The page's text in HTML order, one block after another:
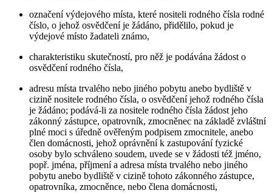
označení výdejového místa, které nositeli rodného čísla rodné
číslo, o jehož osvědčení je žádáno, přidělilo, pokud je
výdejové místo žadateli známo,
charakteristiku skutečností, pro něž je podávána žádost o
osvědčení rodného čísla,
adresu místa trvalého nebo jiného pobytu anebo bydliště v
cizině nositele rodného čísla, o osvědčení jehož rodného čísla
je žádáno; podává-li za nositele rodného čísla žádost jeho
zákonný zástupce, opatrovník, zmocněnec na základě zvláštní
plné moci s úředně ověřeným podpisem zmocnitele, anebo
člen domácnosti, jehož oprávnění k zastupování fyzické
osoby bylo schváleno soudem, uvede se v žádosti též jméno,
popř. jména, příjmení a adresa místa trvalého nebo jiného
pobytu anebo bydliště v cizině tohoto zákonného zástupce,
opatrovníka, zmocněnce, nebo člena domácnosti,